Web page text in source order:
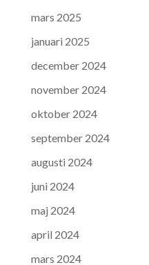
mars 2025
januari 2025
december 2024
november 2024
oktober 2024
september 2024
augusti 2024
juni 2024
maj 2024
april 2024
mars 2024